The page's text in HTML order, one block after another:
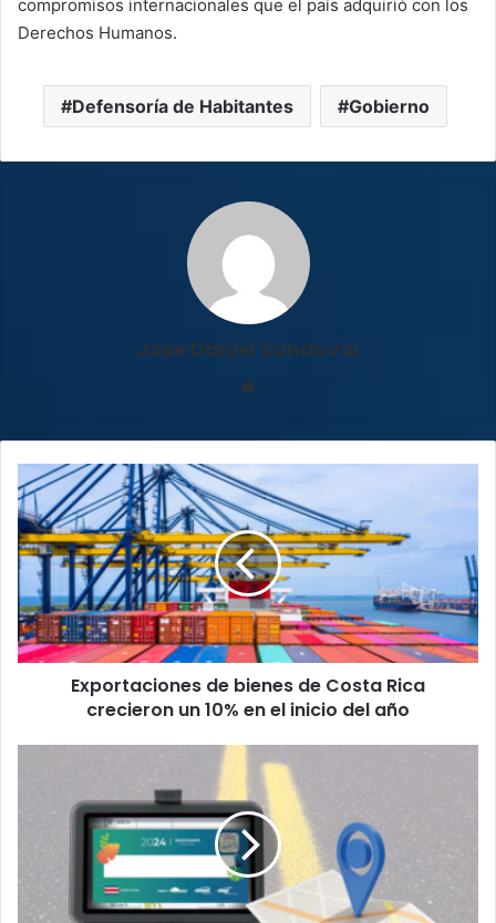
compromisos internacionales que el país adquirió con los
Derechos Humanos.
Defensoría de Habitantes Gobierno
Jose Daniel Sandoval
Exportaciones
de
bienes
de
Costa
Rica
crecieron
un
10%
Exportaciones de bienes de Costa Rica
crecieron un 10% en el inicio del año
marchamo
Contraloría